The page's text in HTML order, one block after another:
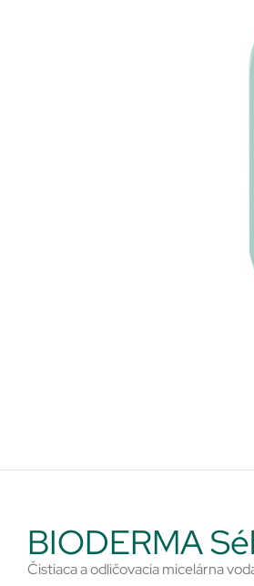
BIODERMA
Čistiaca a odličovacia micelárna